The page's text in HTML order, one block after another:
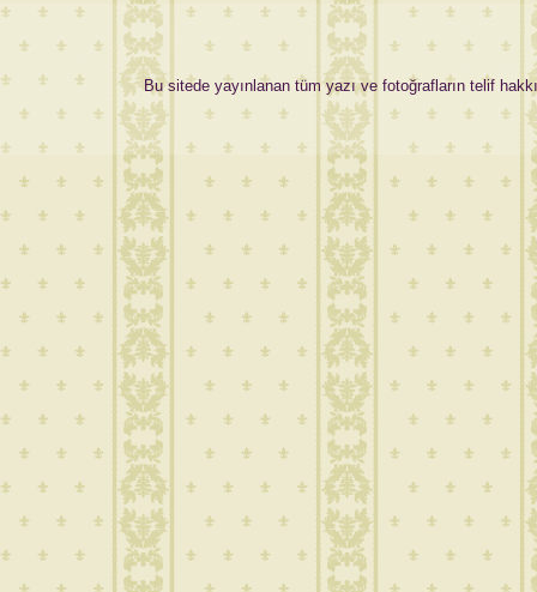
Bu sitede yayınlanan tüm yazı ve fotoğrafların telif